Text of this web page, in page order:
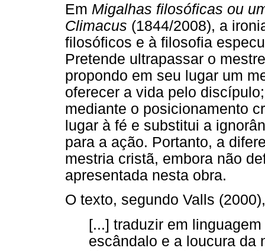
Em Migalhas filosóficas ou
Climacus (1844/2008), a
filosóficos e à filosofia
Pretende ultrapassar o
propondo em seu lugar um
oferecer a vida pelo
mediante o posicionamento
lugar à fé e substitui a
para a ação. Portanto, a
mestria cristã, embora não
apresentada nesta obra.
O texto, segundo Valls
[...] traduzir em
escândalo e a loucura da